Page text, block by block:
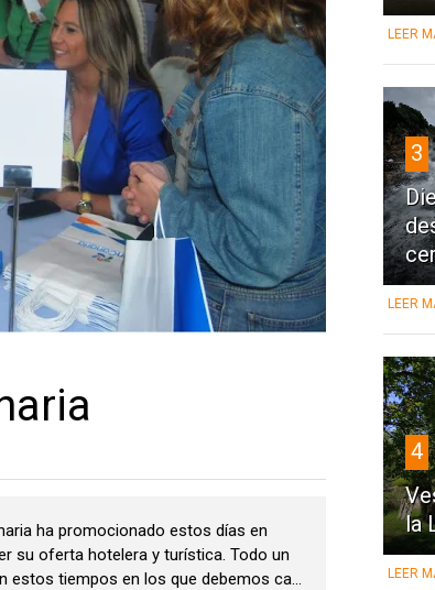
ha promocionado estos días en
su oferta hotelera y turística. Todo un
estos tiempos en los que debemos ca...
LEER
3
LEER
4
la
LEER